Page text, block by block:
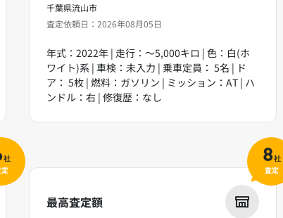
千葉県流山市
査定依頼日：2026年08月05日
年式：2022年 | 走行：～5,000キロ | 色：白(ホ
ワイト)系 | 車検：未入力 | 乗車定員： 5名 | ド
ア： 5枚 | 燃料：ガソリン | ミッション：AT | ハ
ンドル：右 | 修復歴：なし
社
最高査定額
8社
査定